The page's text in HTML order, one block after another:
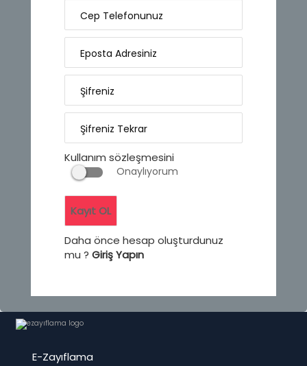
Cep Telefonunuz
Eposta Adresiniz
Şifreniz
Şifreniz Tekrar
Kullanım sözleşmesini
Onaylıyorum
Daha önce hesap oluşturdunuz
mu ?Giriş Yapın
E-Zayıflama